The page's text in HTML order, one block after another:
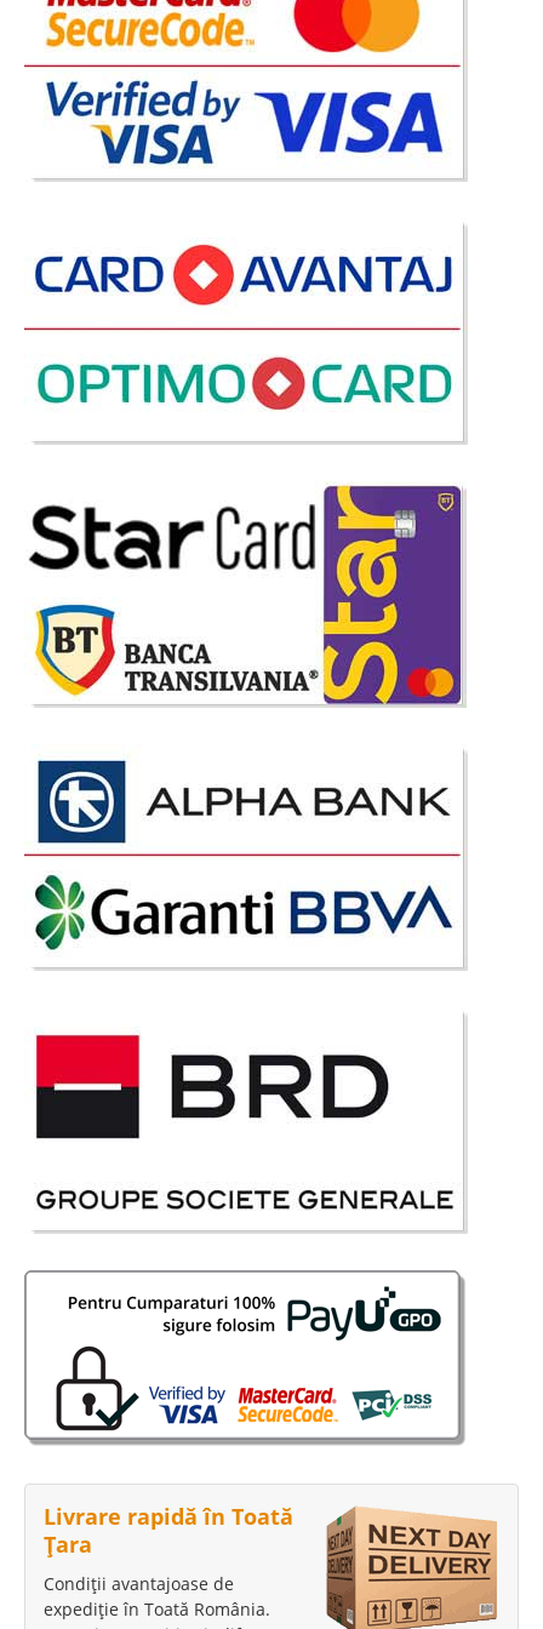
Livrare rapidă în Toată
Țara
Condiții avantajoase de
expediție în Toată România.